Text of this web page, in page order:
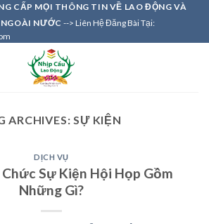
CẤP MỌI THÔNG TIN VỀ LAO ĐỘNG VÀ
NƯỚC --> Liên Hệ Đăng Bài Tại:
ARCHIVES:SỰ KIỆN
DỊCH VỤ
Sự Kiện Hội Họp Gồm
Những Gì?